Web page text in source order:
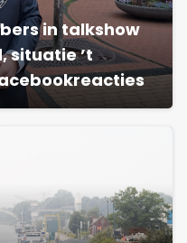
in talkshow
situatie ’t